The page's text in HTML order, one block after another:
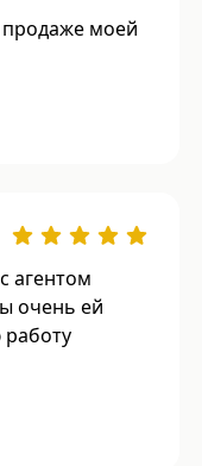
продаже моей
агентом
очень ей